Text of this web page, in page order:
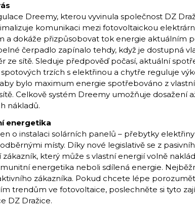
Dreemy, kterou vyvinula společnost DZ
komunikaci mezi fotovoltaickou
a dokáže přizpůsobovat tok energie aktuálním
čerpadlo zapínalo tehdy, když je dostupná
ze sítě. Sleduje předpověď počasí, aktuální
spotových trzích s elektřinou a chytře reguluje
bylo maximum energie spotřebováno z
Celkově systém Dreemy umožňuje dosažení
nákladů.
energetika
o instalaci solárních panelů – přebytky
místy. Díky nové legislativě se z
zákazník, který může s vlastní energií volně
energetika neboli sdílená energie.
zákazníka. Pokud chcete lépe
trendům ve fotovoltaice, poslechněte si tyto
DZ Dražice.